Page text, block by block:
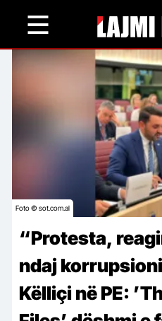
content
Foto © sot.com.al
“Protesta,
ndaj
Këlliçi në PE: